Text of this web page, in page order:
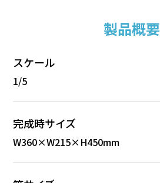
製品概要
スケール
1/5
完成時サイズ
W360×W215×H450mm